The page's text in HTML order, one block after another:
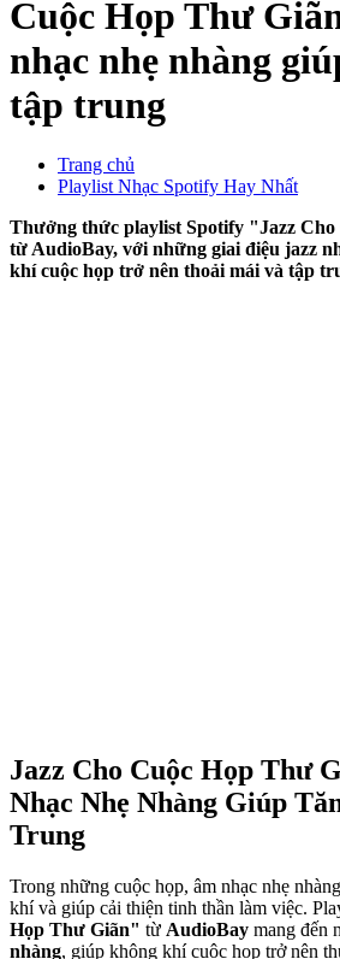
Cuộc Họp Thư
nhạc nhẹ nhàng
tập trung
Trang chủ
Playlist Nhạc Spotify Hay Nhất
Thưởng thức playlist Spotify "Jazz
từ AudioBay, với những giai điệu jazz
khí cuộc họp trở nên thoải mái và tập
Jazz Cho Cuộc Họp Thư
Nhạc Nhẹ Nhàng Giúp
Trung
Trong những cuộc họp, âm nhạc nhẹ
khí và giúp cải thiện tinh thần làm việc.
Họp Thư Giãn" từ AudioBay mang đến
nhàng, giúp không khí cuộc họp trở nên